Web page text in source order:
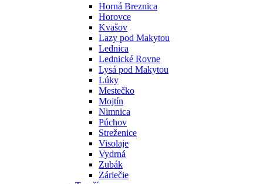
Horná Breznica
Horovce
Kvašov
Lazy pod Makytou
Lednica
Lednické Rovne
Lysá pod Makytou
Lúky
Mestečko
Mojtín
Nimnica
Púchov
Streženice
Visolaje
Vydrná
Zubák
Záriečie